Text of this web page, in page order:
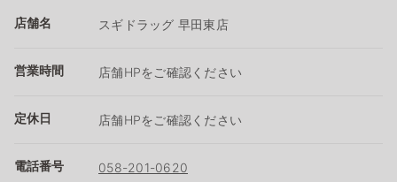
店舗名 スギドラッグ 早田東店
営業時間 店舗HPをご確認ください
定休日 店舗HPをご確認ください
電話番号 058-201-0620